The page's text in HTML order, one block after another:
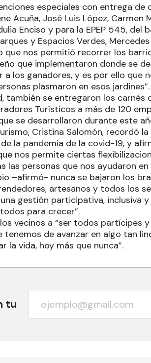
especiales con entrega
Acuña, José Luis López, Carmen
Enciso y para la EPEP 545, del
y Espacios Verdes,
que nos permitió recorrer los
que implementaron donde se
a los ganadores, y es por ello que
plasmaron en esos jardines”.
también se entregaron los carnés
Turísticos a más de 120
se desarrollaron durante este
Cristina Salomón, recordó
la pandemia de la covid-19, y
nos permite ciertas
las personas que nos ayudaron en
–afirmó- nunca se bajaron los
artesanos y todos los
gestión participativa, inclusiva
para crecer”.
vecinos a “ser todos partícipes
tenemos de avanzar en algo tan
la vida, hoy más que nunca”.
tu